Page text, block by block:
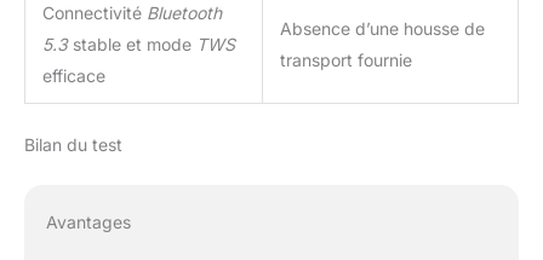
Connectivité Bluetooth
5.3stable et mode TWS
efficace
Absence d’une housse de
transport fournie
Bilan du test
Avantages